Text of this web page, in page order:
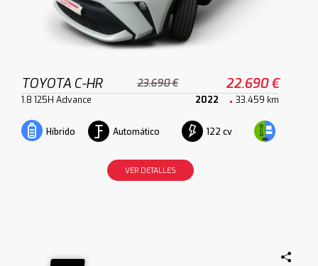
TOYOTA C-HR 23.690 € 22.690 €
1.8 125H Advance 2022 33.459 km
Híbrido Automático 122 cv
VER DETALLES